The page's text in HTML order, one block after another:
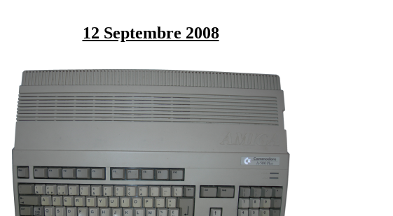
12 Septembre 2008